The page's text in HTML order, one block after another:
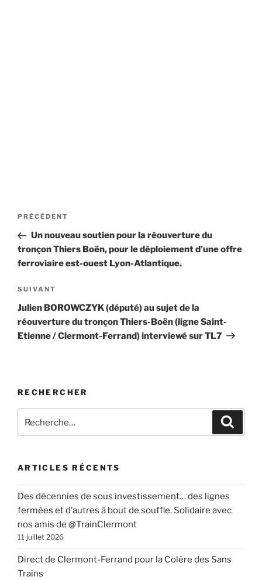
Navigation
l’article
Article
précédent
PRÉCÉDENT
Un nouveau soutien pour la réouverture du
tronçon Thiers Boën, pour le déploiement d’une offre
ferroviaire est-ouest Lyon-Atlantique.
Article
suivant
SUIVANT
Julien BOROWCZYK (député) au sujet de la
réouverture du tronçon Thiers-Boën (ligne Saint-
Etienne / Clermont-Ferrand) interviewé sur TL7
RECHERCHER
pour
ARTICLES RÉCENTS
Des décennies de sous investissement… des lignes
fermées et d’autres à bout de souffle. Solidaire avec
nos amis de @TrainClermont
11 juillet 2026
Direct de Clermont-Ferrand pour la Colère des Sans
Trains